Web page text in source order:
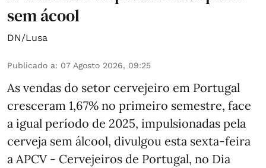
sem ácool
DN/Lusa
Publicado a: 07 Agosto 2026, 09:25
As vendas do setor cervejeiro em Portugal
cresceram 1,67% no primeiro semestre, face
a igual período de 2025, impulsionadas pela
cerveja sem álcool, divulgou esta sexta-feira
a APCV - Cervejeiros de Portugal, no Dia